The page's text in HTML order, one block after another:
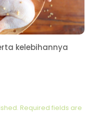
kelebihannya
Required fields are